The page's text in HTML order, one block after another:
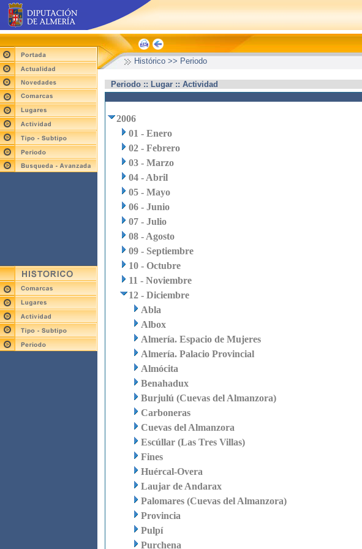
Histórico >> Periodo
Periodo :: Lugar :: Actividad
2006
01 - Enero
02 - Febrero
03 - Marzo
04 - Abril
05 - Mayo
06 - Junio
07 - Julio
08 - Agosto
09 - Septiembre
10 - Octubre
11 - Noviembre
12 - Diciembre
Abla
Albox
Almería. Espacio de Mujeres
Almería. Palacio Provincial
Almócita
Benahadux
Burjulú (Cuevas del Almanzora)
Carboneras
Cuevas del Almanzora
Escúllar (Las Tres Villas)
Fines
Huércal-Overa
Laujar de Andarax
Palomares (Cuevas del Almanzora)
Provincia
Pulpí
Purchena